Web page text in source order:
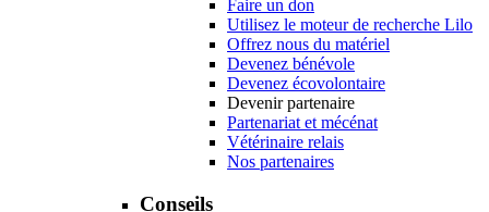
Faire un don
Utilisez le moteur de recherche Lilo
Offrez nous du matériel
Devenez bénévole
Devenez écovolontaire
Devenir partenaire
Partenariat et mécénat
Vétérinaire relais
Nos partenaires
Conseils